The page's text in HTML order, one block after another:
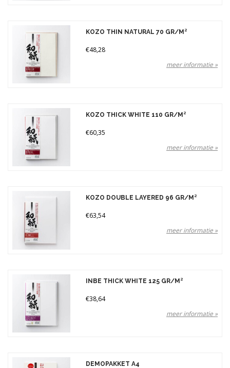
KOZO THIN NATURAL 70 GR/M²
€48,28
meer informatie »
KOZO THICK WHITE 110 GR/M²
€60,35
meer informatie »
KOZO DOUBLE LAYERED 96 GR/M²
€63,54
meer informatie »
INBE THICK WHITE 125 GR/M²
€38,64
meer informatie »
DEMOPAKKET A4